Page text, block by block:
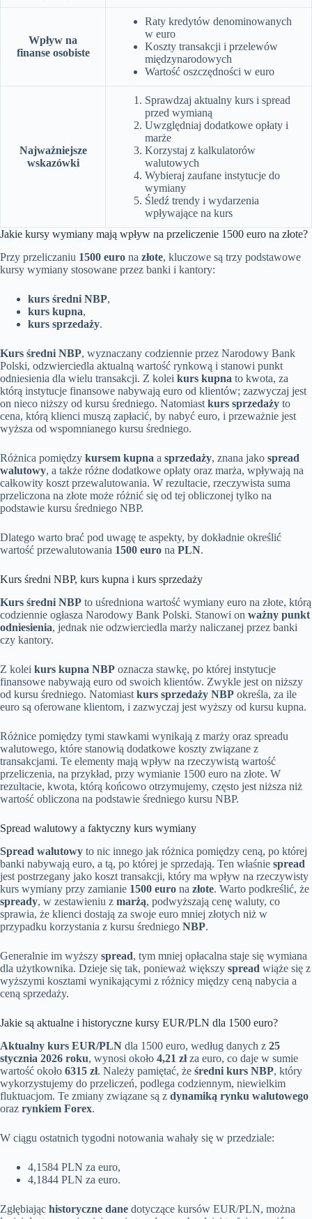
Wpływ na
finanse osobiste
Raty kredytów denominowanych
w euro
Koszty transakcji i przelewów
międzynarodowych
Wartość oszczędności w euro
Najważniejsze
wskazówki
Sprawdzaj aktualny kurs i spread
przed wymianą
Uwzględniaj dodatkowe opłaty i
marże
Korzystaj z kalkulatorów
walutowych
Wybieraj zaufane instytucje do
wymiany
Śledź trendy i wydarzenia
wpływające na kurs
Jakie kursy wymiany mają wpływ na przeliczenie 1500 euro na złote?
Przy przeliczaniu 1500 euro na złote, kluczowe są trzy podstawowe
kursy wymiany stosowane przez banki i kantory:
kurs średni NBP,
kurs kupna,
kurs sprzedaży.
Kurs średni NBP, wyznaczany codziennie przez Narodowy Bank
Polski, odzwierciedla aktualną wartość rynkową i stanowi punkt
odniesienia dla wielu transakcji. Z kolei kurs kupna to kwota, za
którą instytucje finansowe nabywają euro od klientów; zazwyczaj jest
on nieco niższy od kursu średniego. Natomiast kurs sprzedaży to
cena, którą klienci muszą zapłacić, by nabyć euro, i przeważnie jest
wyższa od wspomnianego kursu średniego.
Różnica pomiędzy kursem kupna a sprzedaży, znana jako spread
walutowy, a także różne dodatkowe opłaty oraz marża, wpływają na
całkowity koszt przewalutowania. W rezultacie, rzeczywista suma
przeliczona na złote może różnić się od tej obliczonej tylko na
podstawie kursu średniego NBP.
Dlatego warto brać pod uwagę te aspekty, by dokładnie określić
wartość przewalutowania 1500 euro na PLN.
Kurs średni NBP, kurs kupna i kurs sprzedaży
Kurs średni NBP to uśredniona wartość wymiany euro na złote, którą
codziennie ogłasza Narodowy Bank Polski. Stanowi on ważny punkt
odniesienia, jednak nie odzwierciedla marży naliczanej przez banki
czy kantory.
Z kolei kurs kupna NBP oznacza stawkę, po której instytucje
finansowe nabywają euro od swoich klientów. Zwykle jest on niższy
od kursu średniego. Natomiast kurs sprzedaży NBP określa, za ile
euro są oferowane klientom, i zazwyczaj jest wyższy od kursu kupna.
Różnice pomiędzy tymi stawkami wynikają z marży oraz spreadu
walutowego, które stanowią dodatkowe koszty związane z
transakcjami. Te elementy mają wpływ na rzeczywistą wartość
przeliczenia, na przykład, przy wymianie 1500 euro na złote. W
rezultacie, kwota, którą końcowo otrzymujemy, często jest niższa niż
wartość obliczona na podstawie średniego kursu NBP.
Spread walutowy a faktyczny kurs wymiany
Spread walutowy to nic innego jak różnica pomiędzy ceną, po której
banki nabywają euro, a tą, po której je sprzedają. Ten właśnie spread
jest postrzegany jako koszt transakcji, który ma wpływ na rzeczywisty
kurs wymiany przy zamianie 1500 euro na złote. Warto podkreślić, że
spready, w zestawieniu z marżą, podwyższają cenę waluty, co
sprawia, że klienci dostają za swoje euro mniej złotych niż w
przypadku korzystania z kursu średniego NBP.
Generalnie im wyższy spread, tym mniej opłacalna staje się wymiana
dla użytkownika. Dzieje się tak, ponieważ większy spread wiąże się z
wyższymi kosztami wynikającymi z różnicy między ceną nabycia a
ceną sprzedaży.
Jakie są aktualne i historyczne kursy EUR/PLN dla 1500 euro?
Aktualny kurs EUR/PLN dla 1500 euro, według danych z 25
stycznia 2026 roku, wynosi około 4,21 złza euro, co daje w sumie
wartość około 6315 zł. Należy pamiętać, że średni kurs NBP, który
wykorzystujemy do przeliczeń, podlega codziennym, niewielkim
fluktuacjom. Te zmiany związane są z dynamiką rynku walutowego
oraz rynkiem Forex.
W ciągu ostatnich tygodni notowania wahały się w przedziale:
4,1584 PLN za euro,
4,1844 PLN za euro.
Zgłębiając historyczne dane dotyczące kursów EUR/PLN, można